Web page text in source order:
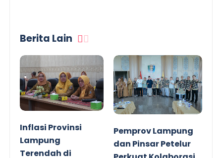
Berita Lain
Inflasi Provinsi
Lampung
Terendah di
Pemprov Lampung
dan Pinsar Petelur